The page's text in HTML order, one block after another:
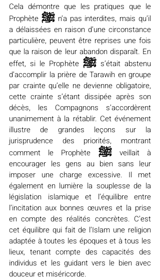
Cela démontre que les pratiques que le
Prophète ﷺ n’a pas interdites, mais qu’il
a délaissées en raison d’une circonstance
particulière, peuvent être reprises une fois
que la raison de leur abandon disparaît. En
effet, si le Prophète ﷺ s’était abstenu
d’accomplir la prière de Tarawih en groupe
par crainte qu’elle ne devienne obligatoire,
cette crainte s’étant dissipée après son
décès, les Compagnons s’accordèrent
unanimement à la rétablir. Cet événement
illustre de grandes leçons sur la
jurisprudence des priorités, montrant
comment le Prophète ﷺ veillait à
encourager les gens au bien sans leur
imposer une charge excessive. Il met
également en lumière la souplesse de la
législation islamique et l’équilibre entre
l’incitation aux bonnes œuvres et la prise
en compte des réalités concrètes. C’est
cet équilibre qui fait de l’Islam une religion
adaptée à toutes les époques et à tous les
lieux, tenant compte des capacités des
individus et les guidant vers le bien avec
douceur et miséricorde.